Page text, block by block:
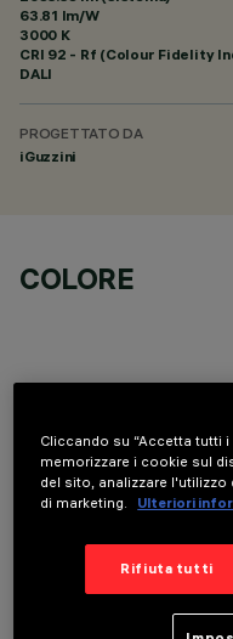
63.81 lm/W
3000 K
CRI 92 - Rf (Colour Fidelity
DALI
PROGETTATO DA
iGuzzini
COLORE
COMPONENTI
DATI TECNICI
Cliccando su “Accetta tutti
memorizzare i cookie sul
del sito, analizzare
di marketing.
Ulteriori
Rifiuta tutti